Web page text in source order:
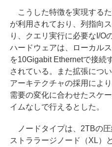
こうした特徴を実現する
が利用されており、列指向
り、クエリ実行に必要なI/O
ハードウェアは、ローカル
を10Gigabit Ethernetで接続
されている。また拡張につ
アーキテクチャの採用によ
需要の変化に合わせたスケ
イムなしで行えるとした。
ノードタイプは、2TBの圧
ストララージノード（XL）